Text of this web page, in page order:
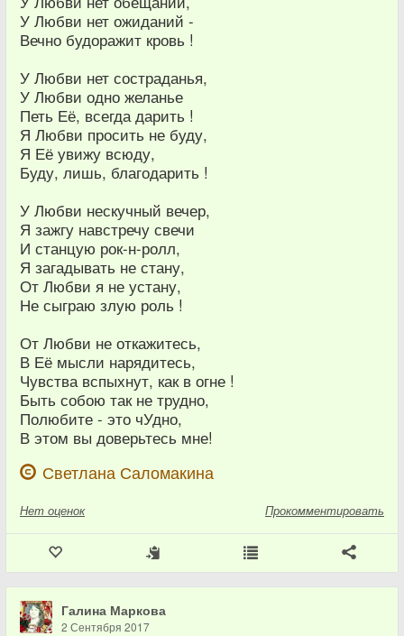
У Любви нет ожиданий -
Вечно будоражит кровь !
У Любви нет состраданья,
У Любви одно желанье
Петь Её, всегда дарить !
Я Любви просить не буду,
Я Её увижу всюду,
Буду, лишь, благодарить !
У Любви нескучный вечер,
Я зажгу навстречу свечи
И станцую рок-н-ролл,
Я загадывать не стану,
От Любви я не устану,
Не сыграю злую роль !
От Любви не откажитесь,
В Её мысли нарядитесь,
Чувства вспыхнут, как в огне !
Быть собою так не трудно,
Полюбите - это чУдно,
В этом вы доверьтесь мне!
Светлана Саломакина
Нет оценок Прокомментировать
Галина Маркова
2 Сентября 2017